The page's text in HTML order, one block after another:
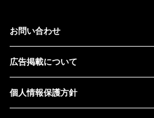
お問い合わせ
広告掲載について
個人情報保護方針